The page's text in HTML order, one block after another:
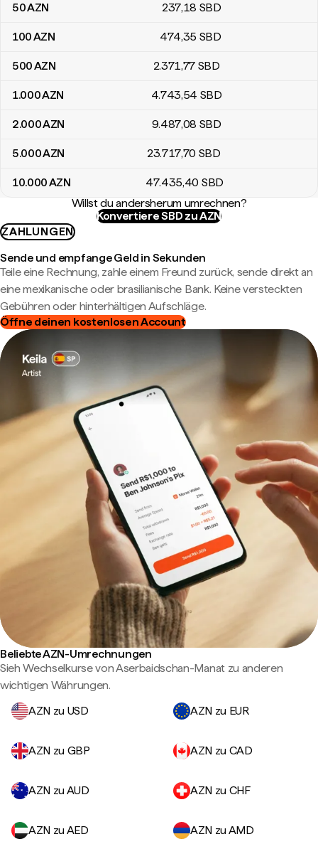
50AZN 237,18 SBD
100AZN 474,35 SBD
500AZN 2.371,77 SBD
1.000AZN 4.743,54 SBD
2.000AZN 9.487,08 SBD
5.000AZN 23.717,70 SBD
10.000AZN 47.435,40 SBD
Willst du andersherum umrechnen?
Konvertiere SBD zu AZN
ZAHLUNGEN
Sende und empfange Geld in Sekunden
Teile eine Rechnung, zahle einem Freund zurück, sende direkt an
eine mexikanische oder brasilianische Bank. Keine versteckten
Gebühren oder hinterhältigen Aufschläge.
Öffne deinen kostenlosen Account
Beliebte AZN-Umrechnungen
Sieh Wechselkurse von Aserbaidschan-Manat zu anderen
wichtigen Währungen.
AZN zu USD
AZN zu EUR
AZN zu GBP AZN zu CAD
AZN zu AUD AZN zu CHF
AZN zu AED
AZN zu AMD